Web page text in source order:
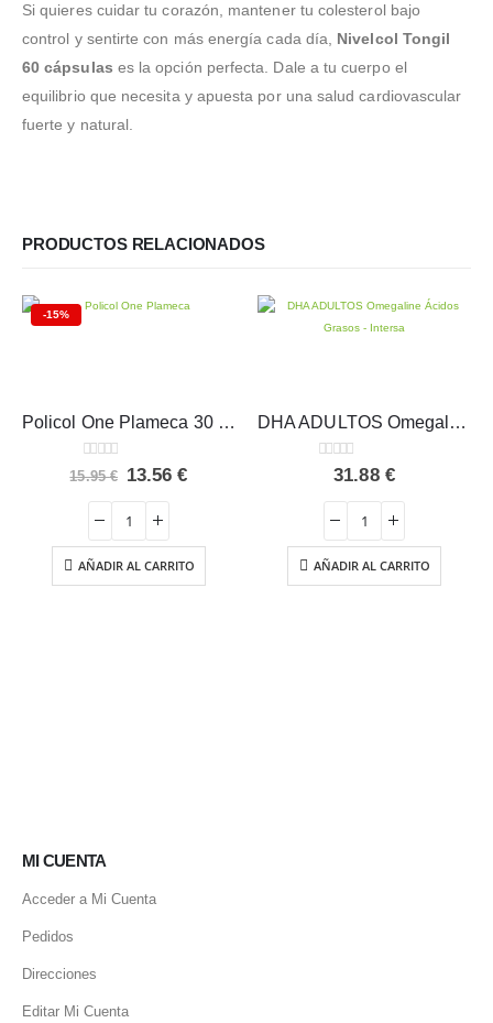
Si quieres cuidar tu corazón, mantener tu colesterol bajo
control y sentirte con más energía cada día, Nivelcol Tongil
60 cápsulas es la opción perfecta. Dale a tu cuerpo el
equilibrio que necesita y apuesta por una salud cardiovascular
fuerte y natural.
PRODUCTOS RELACIONADOS
-15%
Policol One Plameca 30 cápsulas
0 out of 5
15.95€ El
original
era:
15.95 €.
13.56€El
13.56 €.
AÑADIR AL CARRITO
DHA ADULTOS Omegaline Ácidos Grasos – Intersa
out of 5
31.88 €
AÑADIR AL CARRITO
MI CUENTA
Acceder a Mi Cuenta
Pedidos
Direcciones
Editar Mi Cuenta